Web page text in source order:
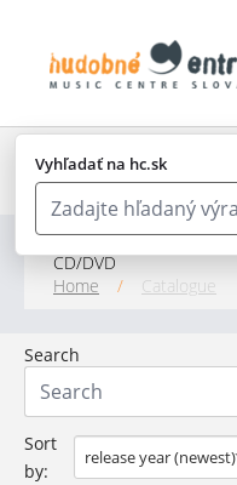
Vyhľadať na hc.sk
CD/DVD
Home
/ Catalogue
Search
Sort
by:
release year (newest)